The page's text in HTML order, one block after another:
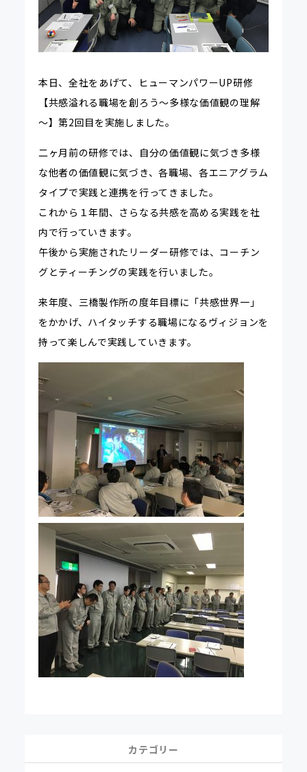
本日、全社をあげて、ヒューマンパワーUP研修
【共感溢れる職場を創ろう～多様な価値観の理解
～】第2回目を実施しました。
二ヶ月前の研修では、自分の価値観に気づき多様
な他者の価値観に気づき、各職場、各エニアグラム
タイプで実践と連携を行ってきました。
これから１年間、さらなる共感を高める実践を社
内で行っていきます。
午後から実施されたリーダー研修では、コーチン
グとティーチングの実践を行いました。
来年度、三橋製作所の度年目標に「共感世界一」
をかかげ、ハイタッチする職場になるヴィジョンを
持って楽しんで実践していきます。
カテゴリー